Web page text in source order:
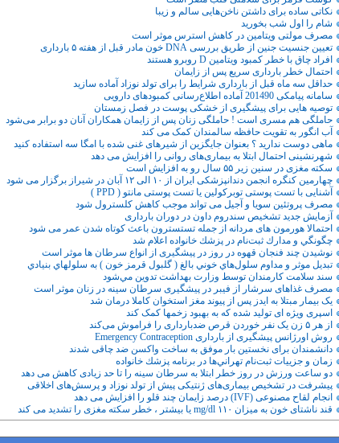
نکاتی ساده برای داشتن ناخن‌هایی سالم و زیبا
شام را اول شب بخورید
مصرف مولتی ویتامین در کاهش استرس موثر است
تعیین جنسیت جنین از طریق بررسی DNA خون مادر قبل از هفته ۵ بارداری
افراد چاق با خطر کمبود ویتامین D روبرو هستند
احتمال خطر بارداری سریع پس از زایمان
حداقل سه ماه قبل از بارداری شرایط را برای تولد نوزاد آماده سازید
سامانه پیامکی 201490 آماده اطلاع‌رسانی کمبودهای دارویی
توصیه هایی برای پیشگیری از خشکی پوست در فصل زمستان
حاملگی هم مسری است ! حاملگی زنان پس از زایمان همکاران آنان دو برابر می‌شود
آب انگور به تقویت حافظه سالمندان کمک می کند
ماهی دوست ندارید ؟ بعنوان جایگزین از شیرهای غنی شده با امگا سه استفاده کنید
شهرنشینی احتمال ابتلا به بیماری‌های روانی را افزایش می دهد
سکته مغزی در سنین زیر ۵۵ سال رو به افزایش است
چهارمین کنگره انجمن دندانپزشکی ایران از ۱۰ الی ۱۲ آبان در شیراز برگزار می شود
آشنایی با تست پوستی توبرکولین یا تست پوستی مانتو ( PPD )
مصرف پروتئین سویا و آجیل می تواند موجب کاهش کلسترول شود
آزمایش جدید تشخیص سندروم داون در دوران بارداری
احتمالا هورمون های مردانه از جمله تستسترون باعث کوتاه شدن عمر می شود
چگونگي و مدارك ثبت‌نام در پزشك خانواده اعلام شد
نوشیدن چند فنجان قهوه در روز در پیشگیری از انواع سرطان ها موثر است
تبديل موثر و مداوم سلول‌هاي خوني بالغ ( گلبول قرمز خون ) به سلولهاي بنيادي
سند سلامت كارمندان توسط وزارت بهداشت تدوين مي‌شود
مصرف غذاهای سرشار از فیبر در پیشگیری سرطان سینه در زنان موثر است
یک بیمار مبتلا به ایدز پس از پیوند مغز استخوان کاملا درمان شد
اسپری ویژه ای تولید شده که به بهبود زخمها کمک کند
از هر ۵ زن یک نفر خوردن قرص ضدبارداری را فراموش می‌کند
روش اورژانس پیشگیری از بارداری Emergency Contraception
دانشمندان برای نخستین بار موفق به ساخت واکسن ضد چاقی شدند
زمان و جزييات ثبت‌نام تهراني‌ها در برنامه پزشك خانواده
دو ساعت ورزش در روز خطر ابتلا به سرطان سینه را تا حد زیادی کاهش می دهد
پیشرفت در تشخیص بیماری‌های ژنتیکی پیش از تولد نوزاد و پرسش‌های اخلاقی
انجام لقاح مصنوعی (IVF) درصد زایمان چند قلو را افزایش می دهد
قند ناشتای خون به میزان mg/dl ۱۱۰ یا بیشتر ، خطر سکته مغزی را تشدید می کند